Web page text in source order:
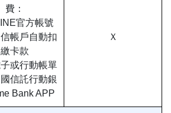
費：
官方帳號
帳戶自動扣
繳卡款
或行動帳單
信託行動銀
Bank APP
Ｘ